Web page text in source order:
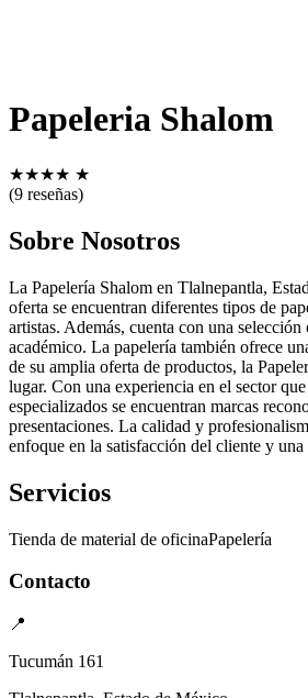
Papeleria Shalom
★★★★ ★
(9 reseñas)
Sobre Nosotros
La Papelería Shalom en Tlalnepantla,
oferta se encuentran diferentes tipos de
artistas. Además, cuenta con una
académico. La papelería también ofrece
de su amplia oferta de productos, la
lugar. Con una experiencia en el sector
especializados se encuentran marcas
presentaciones. La calidad y
enfoque en la satisfacción del cliente y
Servicios
Tienda de material de oficinaPapelería
Contacto
📍
Tucumán 161